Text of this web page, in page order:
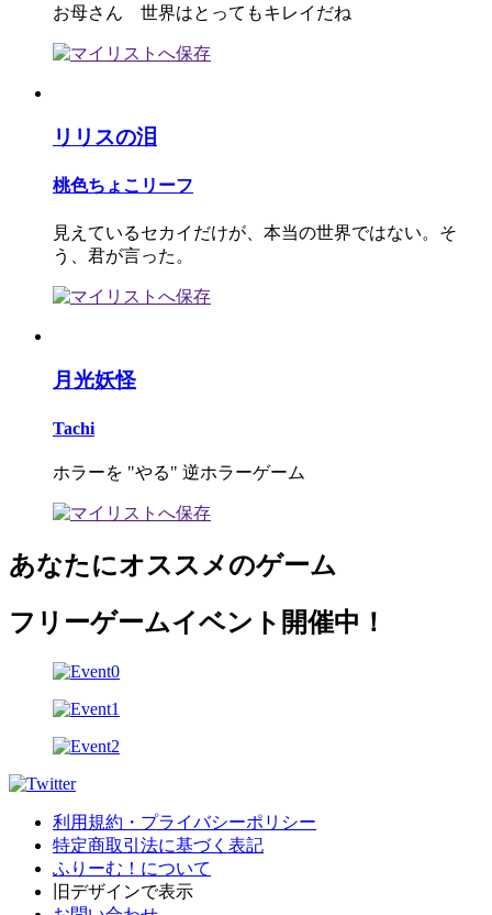
お母さん 世界はとってもキレイだね
リリスの泪
桃色ちょこリーフ
見えているセカイだけが、本当の世界ではない。そ
う、君が言った。
月光妖怪
Tachi
ホラーを "やる" 逆ホラーゲーム
あなたにオススメのゲーム
フリーゲームイベント開催中！
利用規約・プライバシーポリシー
特定商取引法に基づく表記
ふりーむ！について
旧デザインで表示